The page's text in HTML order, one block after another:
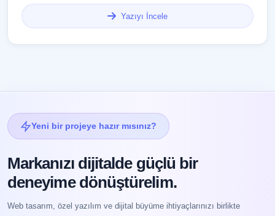
Yazıyı İncele
Yeni bir projeye hazır mısınız?
Markanızı dijitalde güçlü bir
deneyime dönüştürelim.
Web tasarım, özel yazılım ve dijital büyüme ihtiyaçlarınızı birlikte